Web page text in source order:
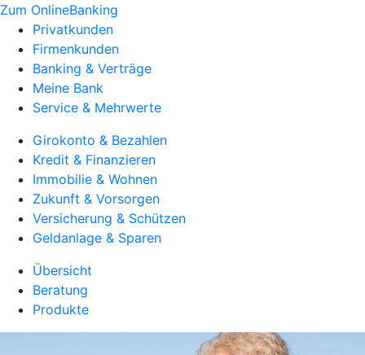
Zum OnlineBanking
Privatkunden
Firmenkunden
Banking & Verträge
Meine Bank
Service & Mehrwerte
Girokonto & Bezahlen
Kredit & Finanzieren
Immobilie & Wohnen
Zukunft & Vorsorgen
Versicherung & Schützen
Geldanlage & Sparen
Übersicht
Beratung
Produkte